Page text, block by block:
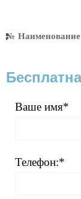
№
Ваше имя*
Телефон:*